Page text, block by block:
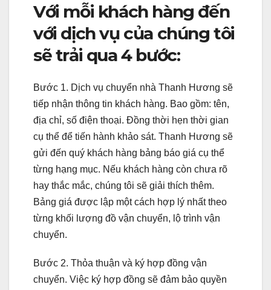
Với mỗi khách hàng đến
với dịch vụ của chúng tôi
sẽ trải qua 4 bước:
Bước 1. Dịch vụ chuyển nhà Thanh Hương sẽ
tiếp nhận thông tin khách hàng. Bao gồm: tên,
địa chỉ, số điện thoại. Đồng thời hẹn thời gian
cụ thể để tiến hành khảo sát. Thanh Hương sẽ
gửi đến quý khách hàng bảng báo giá cụ thể
từng hạng mục. Nếu khách hàng còn chưa rõ
hay thắc mắc, chúng tôi sẽ giải thích thêm.
Bảng giá được lập một cách hợp lý nhất theo
từng khối lượng đồ vận chuyển, lộ trình vận
chuyển.
Bước 2. Thỏa thuận và ký hợp đồng vận
chuyển. Việc ký hợp đồng sẽ đảm bảo quyền